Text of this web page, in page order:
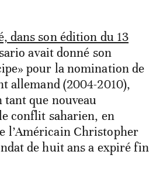
dans son édition du 13
avait donné son
pour la nomination de
allemand (2004-2010),
que nouveau
conflit saharien, en
l’Américain Christopher
de huit ans a expiré fin